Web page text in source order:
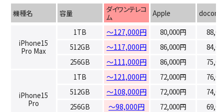
機種名 容量
ダイワンテレコ
ム
Apple docomo
iPhone15
Pro Max
1TB ～127,000円 80,000円
512GB
～117,000円 86,000円
256GB
～111,000円 86,000円
iPhone15
Pro
1TB ～121,000円 72,000円
512GB
～108,000円 72,000円
256GB
～98,000円 72,000円